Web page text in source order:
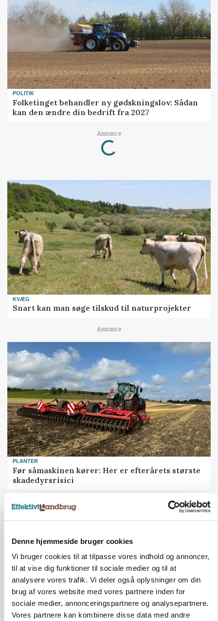
Denne hjemmeside bruger cookies
Vi bruger cookies til at tilpasse vores indhold og annoncer,
til at vise dig funktioner til sociale medier og til at
analysere vores trafik. Vi deler også oplysninger om din
brug af vores website med vores partnere inden for
sociale medier, annonceringspartnere og analysepartnere.
Vores partnere kan kombinere disse data med andre
POLITIK
Folketinget behandler ny gødskningslov: Sådan
kan den ændre din bedrift fra 2027
Annonce
Loading...
KVÆG
Snart kan man søge tilskud til naturprojekter
Annonce
PLANTER
Før såmaskinen kører: Her er efterårets største
skadedyrsrisici
MARKED
avlsbestand
Annonce
Loading...